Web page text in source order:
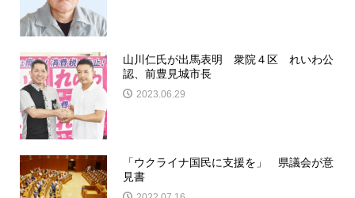
山川仁氏が出馬表明 衆院４区 れいわ公
認、前豊見城市長
2023.06.29
「ウクライナ国民に支援を」 県議会が意
見書